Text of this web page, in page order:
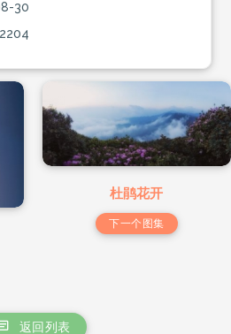
30
杜鹃花开
下一个图集
返回列表